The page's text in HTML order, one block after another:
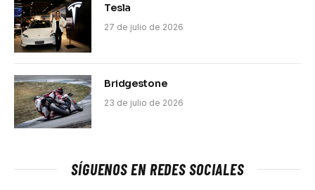
Tesla
27 de julio de 2026
Bridgestone
23 de julio de 2026
SÍGUENOS EN REDES SOCIALES